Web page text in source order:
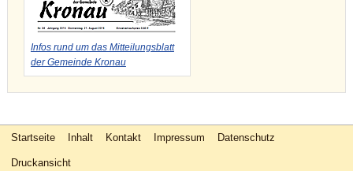
Infos rund um das Mitteilungsblatt
der Gemeinde Kronau
Startseite Inhalt Kontakt Impressum Datenschutz
Druckansicht